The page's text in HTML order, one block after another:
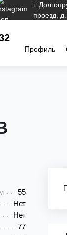
г.
проезд,
Профиль
55
Нет
Нет
77